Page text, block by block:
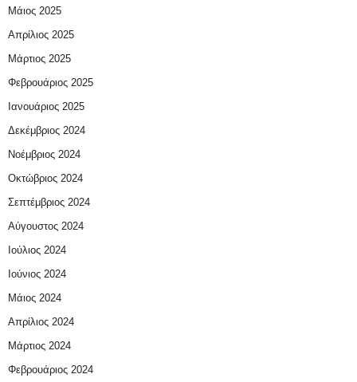
Μάιος 2025
Απρίλιος 2025
Μάρτιος 2025
Φεβρουάριος 2025
Ιανουάριος 2025
Δεκέμβριος 2024
Νοέμβριος 2024
Οκτώβριος 2024
Σεπτέμβριος 2024
Αύγουστος 2024
Ιούλιος 2024
Ιούνιος 2024
Μάιος 2024
Απρίλιος 2024
Μάρτιος 2024
Φεβρουάριος 2024